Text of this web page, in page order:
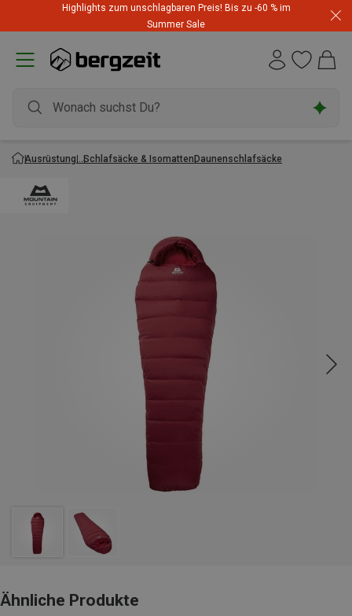
Highlights zum unschlagbaren Preis! Bis zu -60 % im
Summer Sale
Ausrüstung Schlafsäcke & IsomattenDaunenschlafsäcke
Ähnliche Produkte